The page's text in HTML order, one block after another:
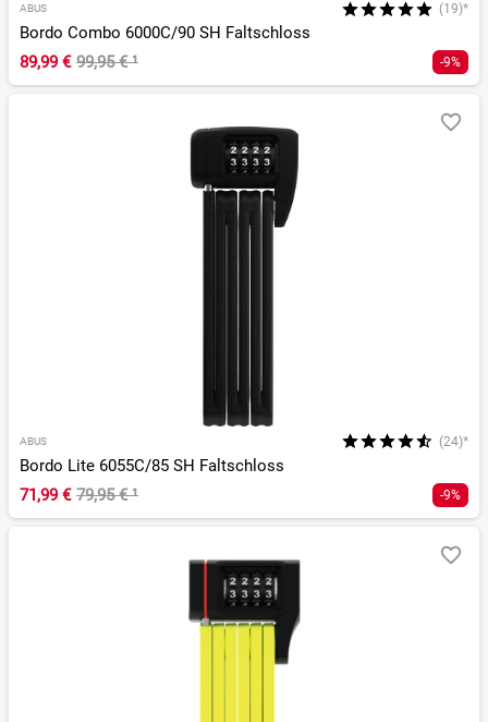
ABUS (19)*
Bordo Combo 6000C/90 SH Faltschloss
89,99 € 99,95 €¹ -9%
ABUS (24)*
Bordo Lite 6055C/85 SH Faltschloss
71,99 € 79,95 €¹ -9%